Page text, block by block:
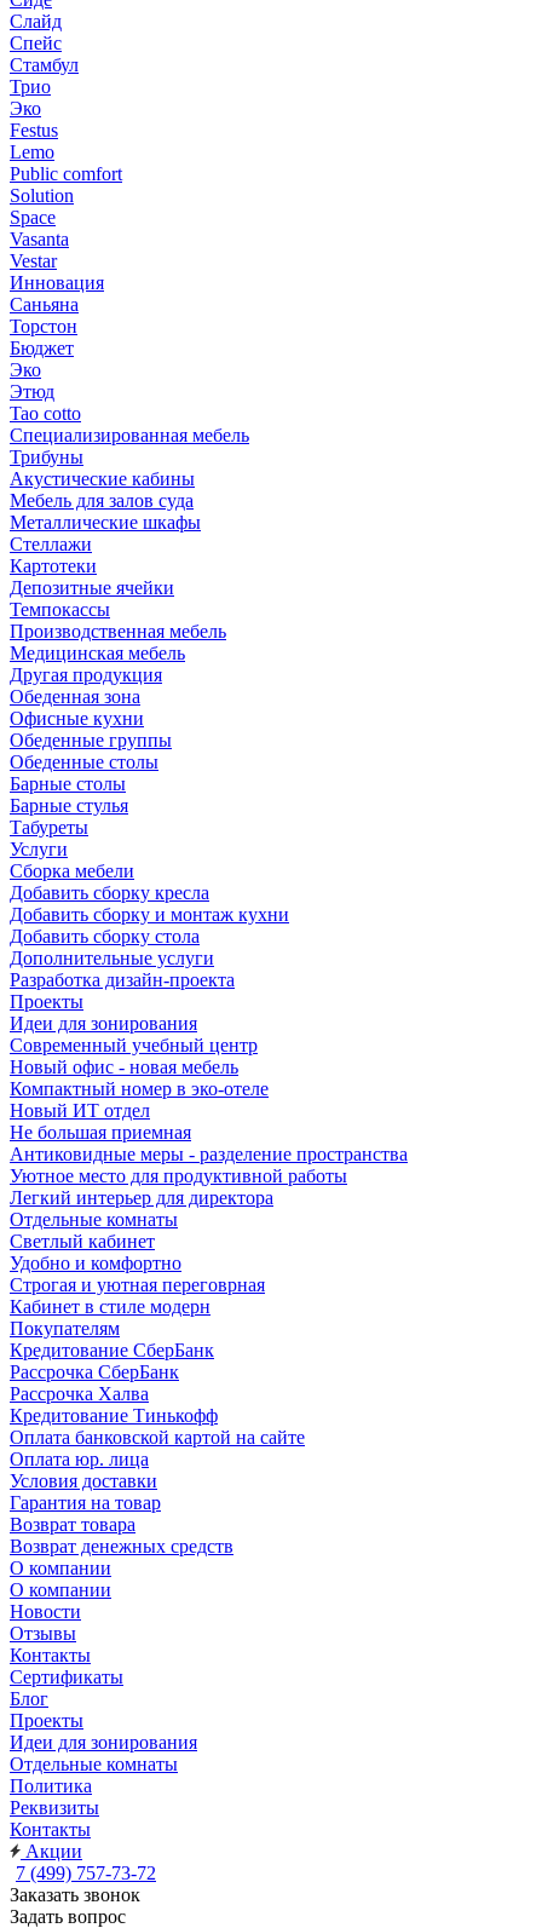
Слайд
Спейс
Стамбул
Трио
Эко
Festus
Lemo
Public comfort
Solution
Space
Vasanta
Vestar
Инновация
Саньяна
Торстон
Бюджет
Эко
Этюд
Tao cotto
Специализированная мебель
Трибуны
Акустические кабины
Мебель для залов суда
Металлические шкафы
Стеллажи
Картотеки
Депозитные ячейки
Темпокассы
Производственная мебель
Медицинская мебель
Другая продукция
Обеденная зона
Офисные кухни
Обеденные группы
Обеденные столы
Барные столы
Барные стулья
Табуреты
Услуги
Сборка мебели
Добавить сборку кресла
Добавить сборку и монтаж кухни
Добавить сборку стола
Дополнительные услуги
Разработка дизайн-проекта
Проекты
Идеи для зонирования
Современный учебный центр
Новый офис - новая мебель
Компактный номер в эко-отеле
Новый ИТ отдел
Не большая приемная
Антиковидные меры - разделение пространства
Уютное место для продуктивной работы
Легкий интерьер для директора
Отдельные комнаты
Светлый кабинет
Удобно и комфортно
Строгая и уютная переговрная
Кабинет в стиле модерн
Покупателям
Кредитование СберБанк
Рассрочка СберБанк
Рассрочка Халва
Кредитование Тинькофф
Оплата банковской картой на сайте
Оплата юр. лица
Условия доставки
Гарантия на товар
Возврат товара
Возврат денежных средств
О компании
О компании
Новости
Отзывы
Контакты
Сертификаты
Блог
Проекты
Идеи для зонирования
Отдельные комнаты
Политика
Реквизиты
Контакты
Акции
7 (499) 757-73-72
Заказать звонок
Задать вопрос